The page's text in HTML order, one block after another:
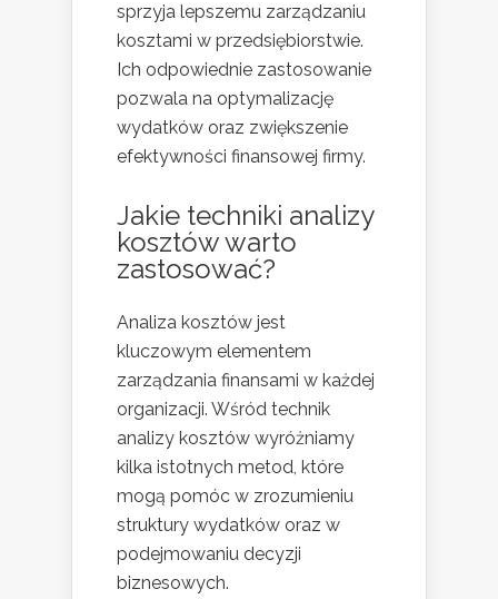
sprzyja lepszemu zarządzaniu
kosztami w przedsiębiorstwie.
Ich odpowiednie zastosowanie
pozwala na optymalizację
wydatków oraz zwiększenie
efektywności finansowej firmy.
Jakie techniki analizy
kosztów warto
zastosować?
Analiza kosztów jest
kluczowym elementem
zarządzania finansami w każdej
organizacji. Wśród technik
analizy kosztów wyróżniamy
kilka istotnych metod, które
mogą pomóc w zrozumieniu
struktury wydatków oraz w
podejmowaniu decyzji
biznesowych.